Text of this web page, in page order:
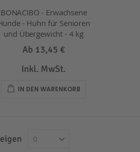
BONACIBO - Erwachsene
- Huhn für Senioren
und Übergewicht - 4 kg
Ab 13,45 €
Inkl. MwSt.
IN DEN WARENKORB